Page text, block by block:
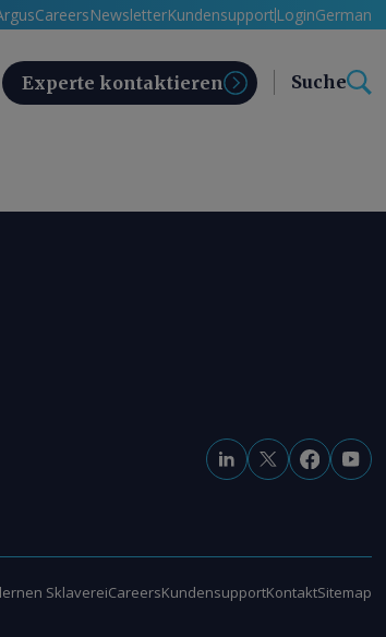
CareersNewsletterKundensupport LoginGerman
Experte kontaktieren Suche
SklavereiCareersKundensupportKontaktSitemap